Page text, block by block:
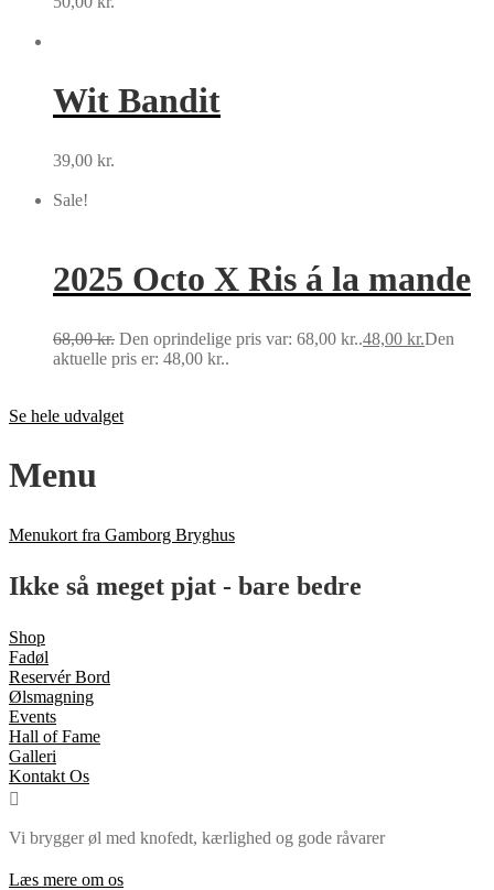
Wit Bandit
39,00 kr.
Sale!
2025 Octo X Ris á la mande
68,00kr. Den oprindelige pris var: 68,00 kr..48,00 kr.Den
aktuelle pris er: 48,00 kr..
Se hele udvalget
Menu
Menukort fra Gamborg Bryghus
Ikke så meget pjat - bare bedre
Shop
Fadøl
Reservér Bord
Ølsmagning
Events
Hall of Fame
Galleri
Kontakt Os
Vi brygger øl med knofedt, kærlighed og gode råvarer
Læs mere om os